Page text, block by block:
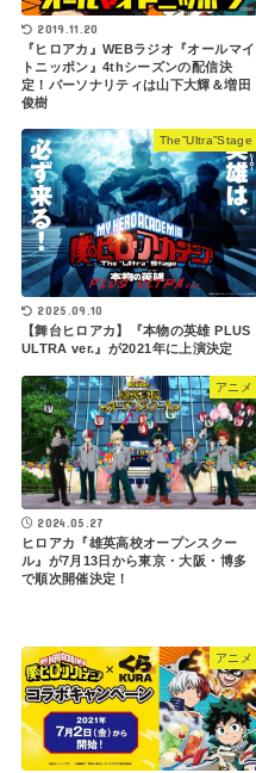
2019.11.20
『ヒロアカ』WEBラジオ『オールマイ
トニッポン』4thシーズンの配信決
定！パーソナリティは山下大輝＆増田
俊樹
The”Ultra”Stage
2025.09.10
【舞台ヒロアカ】『本物の英雄 PLUS
ULTRA ver.』が2021年に上演決定
アニメ
2024.05.27
ヒロアカ『雄英高校オープンスクー
ル』が7月13日から東京・大阪・博多
で順次開催決定！
アニメ